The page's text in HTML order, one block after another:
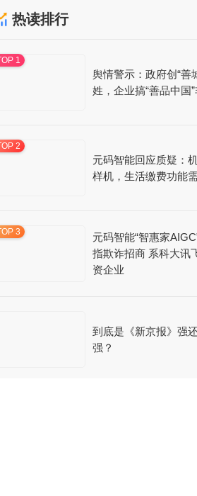
热读排行
舆情警示：政府创“善
姓，企业搞“善品中国
元码智能回应质疑：
样机，生活缴费功能
元码智能“智惠家
指欺诈招商 系科大讯
资企业
到底是《新京报》强
强？